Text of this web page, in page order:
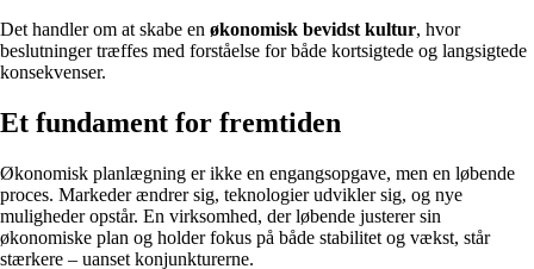
Det handler om at skabe en økonomisk bevidst kultur, hvor
beslutninger træffes med forståelse for både kortsigtede og langsigtede
konsekvenser.
Et fundament for fremtiden
Økonomisk planlægning er ikke en engangsopgave, men en løbende
proces. Markeder ændrer sig, teknologier udvikler sig, og nye
muligheder opstår. En virksomhed, der løbende justerer sin
økonomiske plan og holder fokus på både stabilitet og vækst, står
stærkere – uanset konjunkturerne.